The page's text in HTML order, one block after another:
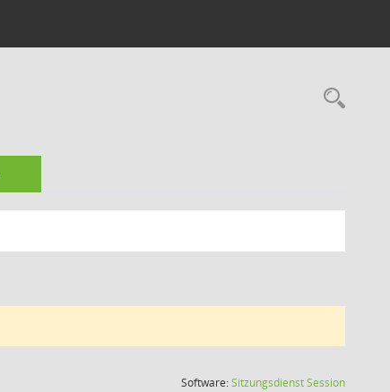
Software:SitzungsdienstSession(Wird in